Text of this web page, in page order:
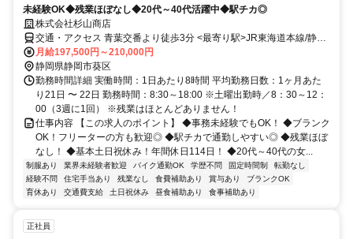
未経験OK◆残業ほぼなし◆20代～40代活躍中◆駅チカ◎
株式会社杉山商店
交通・アクセス 青葉交番より徒歩3分 <最寄り駅>JR東海道本線/静岡
駅、静岡鉄道静岡清水線/新静岡駅
月給197,500円～210,000円
静岡県静岡市葵区
勤務時間詳細 実働時間：1日あたり8時間 平均勤務日数：1ヶ月あた
り21日 〜 22日 勤務時間：8:30～18:00 ※土曜出勤時／8：30～12：
00（3週に1回） ※残業はほとんどありません！
仕事内容 【この求人のポイント】 ◆事務未経験でもOK！ ◆ブランク
OK！フリーターの方も歓迎◎ ◆駅チカで通勤しやすい◎ ◆残業ほぼ
なし！ ◆基本土日祝休み！年間休日114日！ ◆20代～40代の女...
制服あり 業界未経験者歓迎 バイク通勤OK 学歴不問 固定時間制
転勤なし
経験不問
住宅手当あり 残業なし 食費補助あり 賞与あり
ブランクOK
育休あり
交通費支給 土日祝休み 昼食補助あり 食事補助あり
正社員